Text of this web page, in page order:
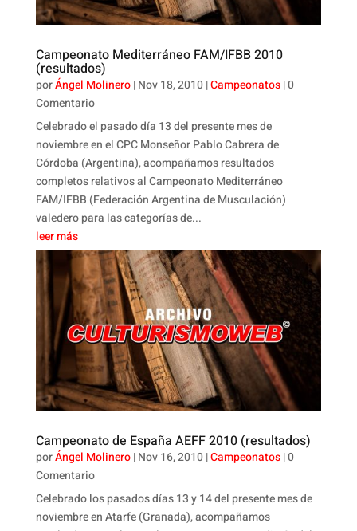
Campeonato Mediterráneo FAM/IFBB 2010
(resultados)
porÁngel Molinero|Nov 18, 2010|Campeonatos| 0
Comentario
Celebrado el pasado día 13 del presente mes de
noviembre en el CPC Monseñor Pablo Cabrera de
Córdoba (Argentina), acompañamos resultados
completos relativos al Campeonato Mediterráneo
FAM/IFBB (Federación Argentina de Musculación)
valedero para las categorías de...
leer más
Campeonato de España AEFF 2010 (resultados)
porÁngel Molinero|Nov 16, 2010|Campeonatos| 0
Comentario
Celebrado los pasados días 13 y 14 del presente mes de
noviembre en Atarfe (Granada), acompañamos